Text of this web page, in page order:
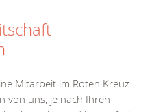
Mitarbeit im Roten Kreuz
von uns, je nach Ihren